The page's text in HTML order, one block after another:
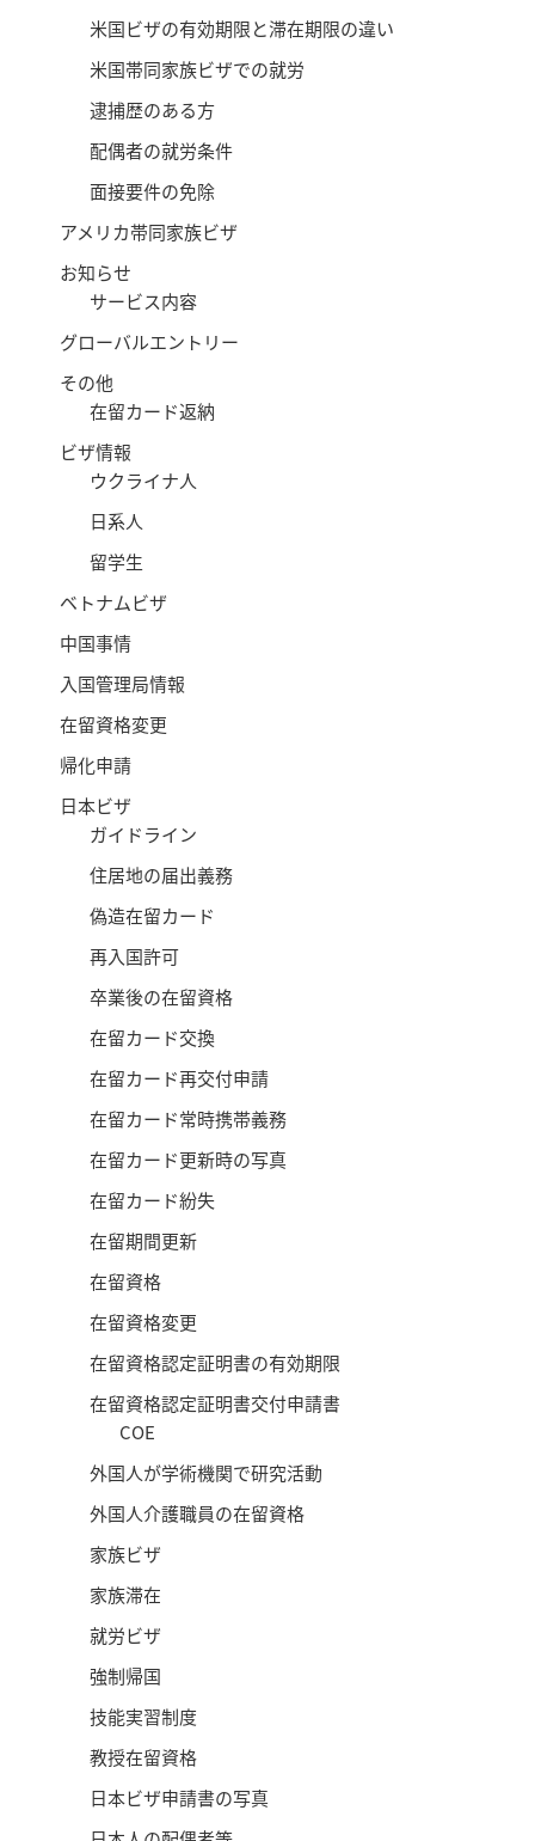
米国ビザの有効期限と滞在期限の違い
米国帯同家族ビザでの就労
逮捕歴のある方
配偶者の就労条件
面接要件の免除
アメリカ帯同家族ビザ
お知らせ
サービス内容
グローバルエントリー
その他
在留カード返納
ビザ情報
ウクライナ人
日系人
留学生
ベトナムビザ
中国事情
入国管理局情報
在留資格変更
帰化申請
日本ビザ
ガイドライン
住居地の届出義務
偽造在留カード
再入国許可
卒業後の在留資格
在留カード交換
在留カード再交付申請
在留カード常時携帯義務
在留カード更新時の写真
在留カード紛失
在留期間更新
在留資格
在留資格変更
在留資格認定証明書の有効期限
在留資格認定証明書交付申請書
COE
外国人が学術機関で研究活動
外国人介護職員の在留資格
家族ビザ
家族滞在
就労ビザ
強制帰国
技能実習制度
教授在留資格
日本ビザ申請書の写真